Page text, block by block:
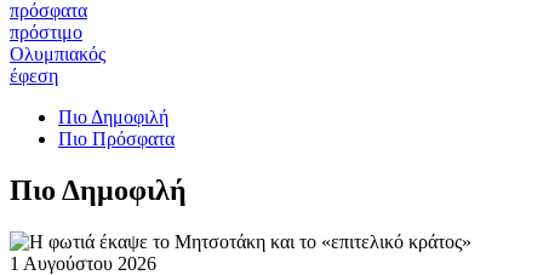
πρόσφατα
πρόστιμο
Ολυμπιακός
έφεση
Πιο Δημοφιλή
Πιο Πρόσφατα
Πιο Δημοφιλή
1 Αυγούστου 2026